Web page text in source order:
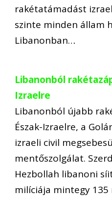
rakétatámadást
szinte minden állam
Libanonban…
Libanonból
Izraelre
Libanonból újabb
Észak-Izraelre, a
izraeli civil
mentőszolgálat.
Hezbollah libanoni
milíciája mintegy